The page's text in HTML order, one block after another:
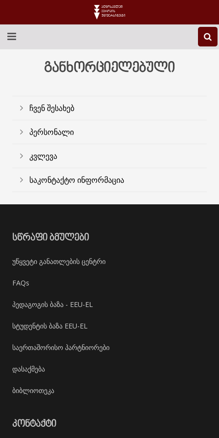
EEU-Ს ᲨᲔᲡᲐᲮᲔᲑ
ᲙᲕᲚᲔᲕᲐ
ᲡᲐᲔᲠᲗᲐᲨᲝᲠᲘᲡᲝ
განხორციელებული
ჩვენ შესახებ
პერსონალი
კვლევა
საკონტაქტო ინფორმაცია
ᲡᲬᲠᲐᲤᲘ ᲑᲛᲣᲚᲔᲑᲘ
უწყვეტი განათლების ცენტრი
FAQs
პედაგოგის ბაზა - EEU-EL
სტუდენტის ბაზა EEU-EL
საერთაშორისო პარტნიორები
დასაქმება
ბიბლიოთეკა
ᲙᲝᲜᲢᲐᲥᲢᲘ